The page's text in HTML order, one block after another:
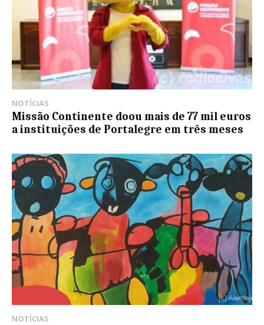
NOTÍCIAS
Missão Continente doou mais de 77 mil euros
a instituições de Portalegre em três meses
NOTÍCIAS